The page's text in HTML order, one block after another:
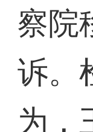
察院
诉。
为，